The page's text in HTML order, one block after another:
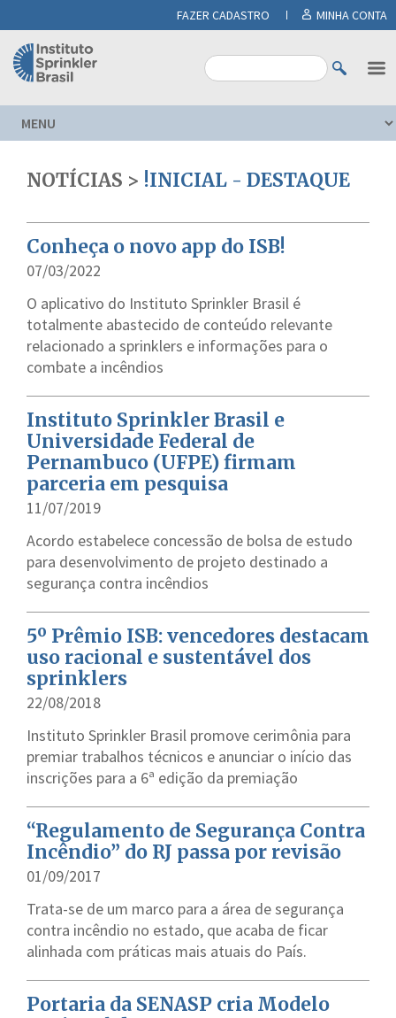
FAZER CADASTRO MINHA CONTA
NOTÍCIAS > !INICIAL - DESTAQUE
Conheça o novo app do ISB!
07/03/2022
O aplicativo do Instituto Sprinkler Brasil é
totalmente abastecido de conteúdo relevante
relacionado a sprinklers e informações para o
combate a incêndios
Instituto Sprinkler Brasil e
Universidade Federal de
Pernambuco (UFPE) firmam
parceria em pesquisa
11/07/2019
Acordo estabelece concessão de bolsa de estudo
para desenvolvimento de projeto destinado a
segurança contra incêndios
5º Prêmio ISB: vencedores destacam
uso racional e sustentável dos
sprinklers
22/08/2018
Instituto Sprinkler Brasil promove cerimônia para
premiar trabalhos técnicos e anunciar o início das
inscrições para a 6ª edição da premiação
“Regulamento de Segurança Contra
Incêndio” do RJ passa por revisão
01/09/2017
Trata-se de um marco para a área de segurança
contra incêndio no estado, que acaba de ficar
alinhada com práticas mais atuais do País.
Portaria da SENASP cria Modelo